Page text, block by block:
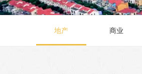
地产 商业